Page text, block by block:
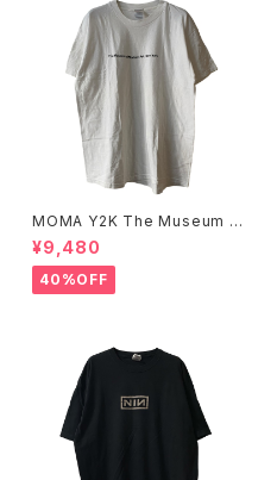
MOMA Y2K The Museum O
f Modern Art, New York Te
e
¥9,480
40%OFF